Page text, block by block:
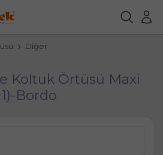
Diğer
Koltuk Örtüsü Maxi
Bordo